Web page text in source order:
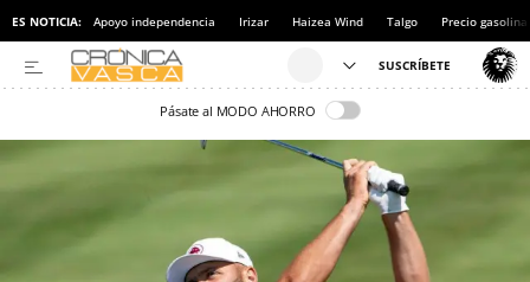
ES NOTICIA: Apoyo independencia Irizar Haizea Wind Talgo Precio gasolina
Pásate al MODO AHORRO